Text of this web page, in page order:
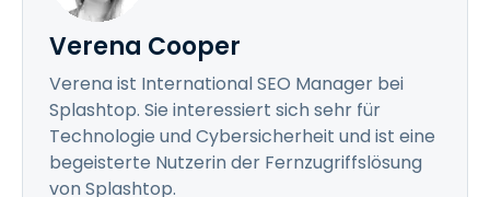
Verena Cooper
Verena ist International SEO Manager bei
Splashtop. Sie interessiert sich sehr für
Technologie und Cybersicherheit und ist eine
begeisterte Nutzerin der Fernzugriffslösung
von Splashtop.